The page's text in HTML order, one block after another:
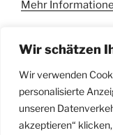
Wir schätzen
Wir verwenden
personalisierte
unseren
akzeptieren“
Mehr
Impressum|
gemäß